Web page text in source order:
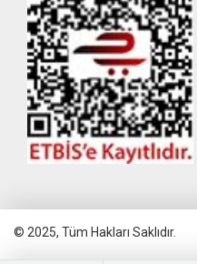
© 2025, Tüm Hakları Saklıdır.